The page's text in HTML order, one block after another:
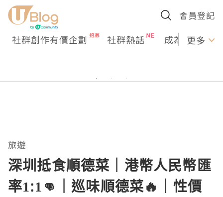
會員登記
社群創作有價企劃 社群熱話 成為U更多
旅遊
深圳抵食順德菜｜港幣人民幣匯
率1:1👊｜巡味順德菜🔥｜性價